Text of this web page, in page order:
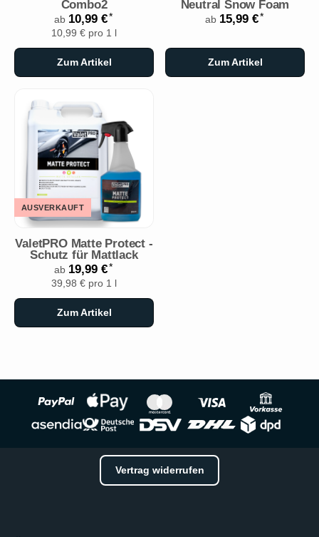
Combo2
ab 10,99 €*
10,99 € pro 1 l
Zum Artikel
Neutral Snow Foam
ab 15,99 €*
Zum Artikel
AUSVERKAUFT
ValetPRO Matte Protect -
Schutz für Mattlack
ab 19,99 €*
39,98 € pro 1 l
Zum Artikel
Vertrag widerrufen